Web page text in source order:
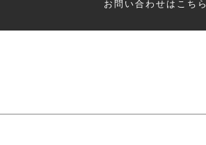
お問い合わせはこちら